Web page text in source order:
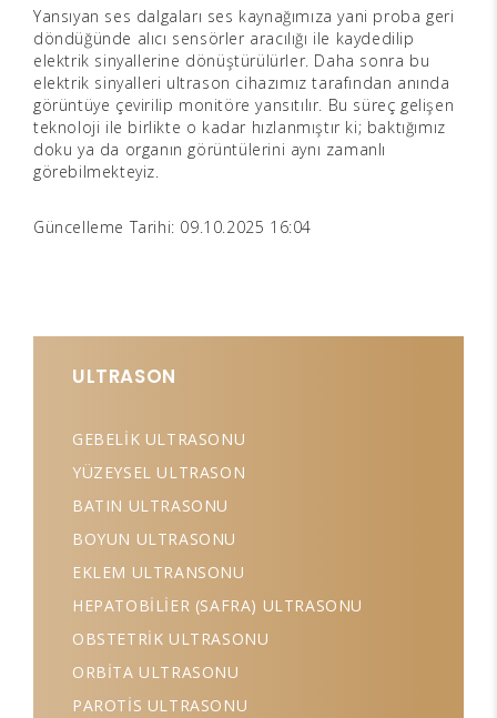
Yansıyan ses dalgaları ses kaynağımıza yani proba geri
döndüğünde alıcı sensörler aracılığı ile kaydedilip
elektrik sinyallerine dönüştürülürler. Daha sonra bu
elektrik sinyalleri ultrason cihazımız tarafından anında
görüntüye çevirilip monitöre yansıtılır. Bu süreç gelişen
teknoloji ile birlikte o kadar hızlanmıştır ki; baktığımız
doku ya da organın görüntülerini aynı zamanlı
görebilmekteyiz.
Güncelleme Tarihi: 09.10.2025 16:04
ULTRASON
GEBELİK ULTRASONU
YÜZEYSEL ULTRASON
BATIN ULTRASONU
BOYUN ULTRASONU
EKLEM ULTRANSONU
HEPATOBİLİER (SAFRA) ULTRASONU
OBSTETRİK ULTRASONU
ORBİTA ULTRASONU
PAROTİS ULTRASONU